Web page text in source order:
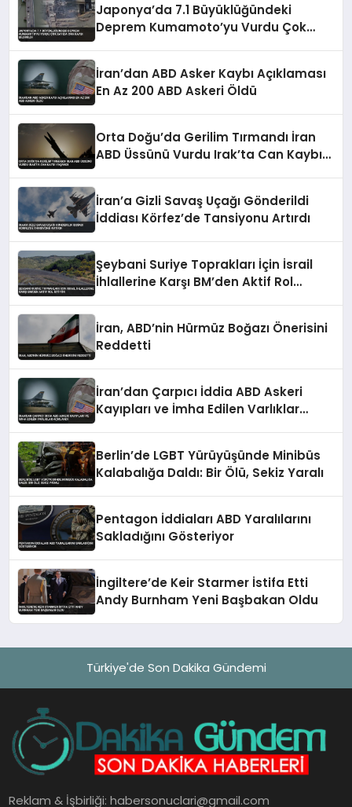
Japonya’da 7.1 Büyüklüğündeki
Deprem Kumamoto’yu Vurdu Çok
İran’dan ABD Asker Kaybı Açıklaması
En Az 200 ABD Askeri Öldü
Orta Doğu’da Gerilim Tırmandı İran
ABD Üssünü Vurdu Irak’ta Can Kaybı
İran’a Gizli Savaş Uçağı Gönderildi
İddiası Körfez’de Tansiyonu Artırdı
Şeybani Suriye Toprakları İçin İsrail
İhlallerine Karşı BM’den Aktif Rol
İran, ABD’nin Hürmüz Boğazı Önerisini
Reddetti
İran’dan Çarpıcı İddia ABD Askeri
Kayıpları ve İmha Edilen Varlıklar
Berlin’de LGBT Yürüyüşünde Minibüs
Kalabalığa Daldı: Bir Ölü, Sekiz Yaralı
Pentagon İddiaları ABD Yaralılarını
Sakladığını Gösteriyor
İngiltere’de Keir Starmer İstifa Etti
Andy Burnham Yeni Başbakan Oldu
Türkiye'de Son Dakika Gündemi
Reklam & İşbirliği:habersonuclari@gmail.com